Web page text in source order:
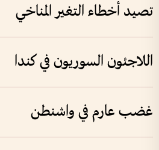
تصيد أخطاء التغير المناخي
اللاجئون السوريون في كندا
غضب عارم في واشنطن